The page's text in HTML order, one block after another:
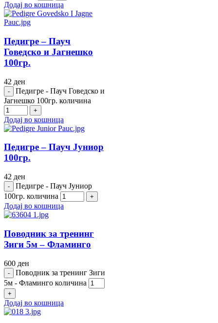
Додај во кошница
Педигре – Пауч
Говедско и Јагнешко
100гр.
42 ден
Педигре - Пауч Говедско и
Јагнешко 100гр. количина
Додај во кошница
Педигре – Пауч Јуниор
100гр.
42 ден
Педигре - Пауч Јуниор
100гр. количина
Додај во кошница
Поводник за тренинг
Зиги 5м – Фламинго
600 ден
Поводник за тренинг Зиги
5м - Фламинго количина
Додај во кошница